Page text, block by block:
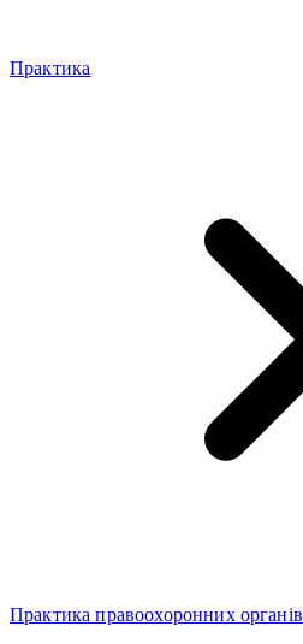
Практика
Практика правоохоронних органів